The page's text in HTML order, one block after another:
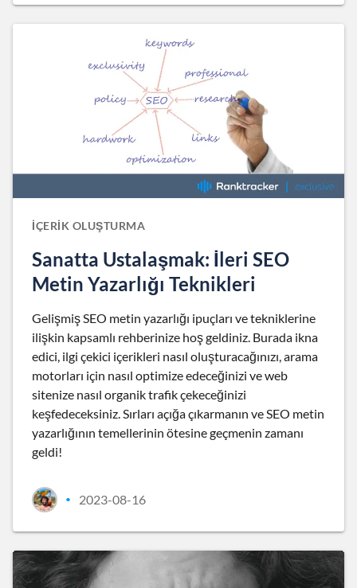
İÇERIK OLUŞTURMA
Sanatta Ustalaşmak: İleri SEO
Metin Yazarlığı Teknikleri
Gelişmiş SEO metin yazarlığı ipuçları ve tekniklerine
ilişkin kapsamlı rehberinize hoş geldiniz. Burada ikna
edici, ilgi çekici içerikleri nasıl oluşturacağınızı, arama
motorları için nasıl optimize edeceğinizi ve web
sitenize nasıl organik trafik çekeceğinizi
keşfedeceksiniz. Sırları açığa çıkarmanın ve SEO metin
yazarlığının temellerinin ötesine geçmenin zamanı
geldi!
• 2023-08-16